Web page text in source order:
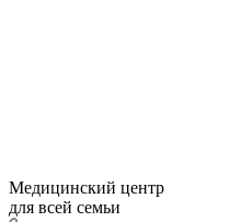
Медицинский центр
для всей семьи